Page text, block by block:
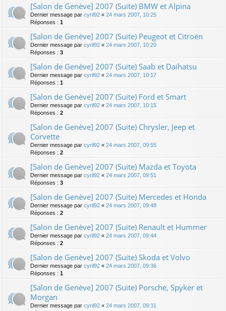
[Salon de Genève] 2007 (Suite) BMW et Alpina
Dernier message par cyril92 « 24 mars 2007, 10:25
Réponses : 1
[Salon de Genève] 2007 (Suite) Peugeot et Citroën
Dernier message par cyril92 « 24 mars 2007, 10:20
Réponses : 3
[Salon de Genève] 2007 (Suite) Saab et Daihatsu
Dernier message par cyril92 « 24 mars 2007, 10:17
Réponses : 1
[Salon de Genève] 2007 (Suite) Ford et Smart
Dernier message par cyril92 « 24 mars 2007, 10:15
Réponses : 2
[Salon de Genève] 2007 (Suite) Chrysler, Jeep et
Corvette
Dernier message par cyril92 « 24 mars 2007, 09:55
Réponses : 2
[Salon de Genève] 2007 (Suite) Mazda et Toyota
Dernier message par cyril92 « 24 mars 2007, 09:51
Réponses : 3
[Salon de Genève] 2007 (Suite) Mercedes et Honda
Dernier message par cyril92 « 24 mars 2007, 09:48
Réponses : 2
[Salon de Genève] 2007 (Suite) Renault et Hummer
Dernier message par cyril92 « 24 mars 2007, 09:44
Réponses : 2
[Salon de Genève] 2007 (Suite) Skoda et Volvo
Dernier message par cyril92 « 24 mars 2007, 09:36
Réponses : 1
[Salon de Genève] 2007 (Suite) Porsche, Spyker et
Morgan
Dernier message par cyril92 « 24 mars 2007, 09:31